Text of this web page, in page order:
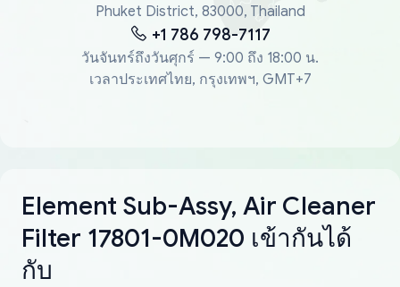
Phuket District, 83000, Thailand
+1 786 798-7117
วันจันทร์ถึงวันศุกร์ — 9:00 ถึง 18:00 น.
เวลาประเทศไทย, กรุงเทพฯ, GMT+7
Element Sub-Assy, Air Cleaner
Filter 17801-0M020 เข้ากันได้
กับ